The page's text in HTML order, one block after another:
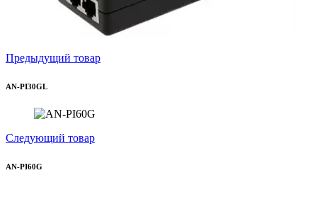
Предыдущий товар
AN-PI30GL
Следующий товар
AN-PI60G